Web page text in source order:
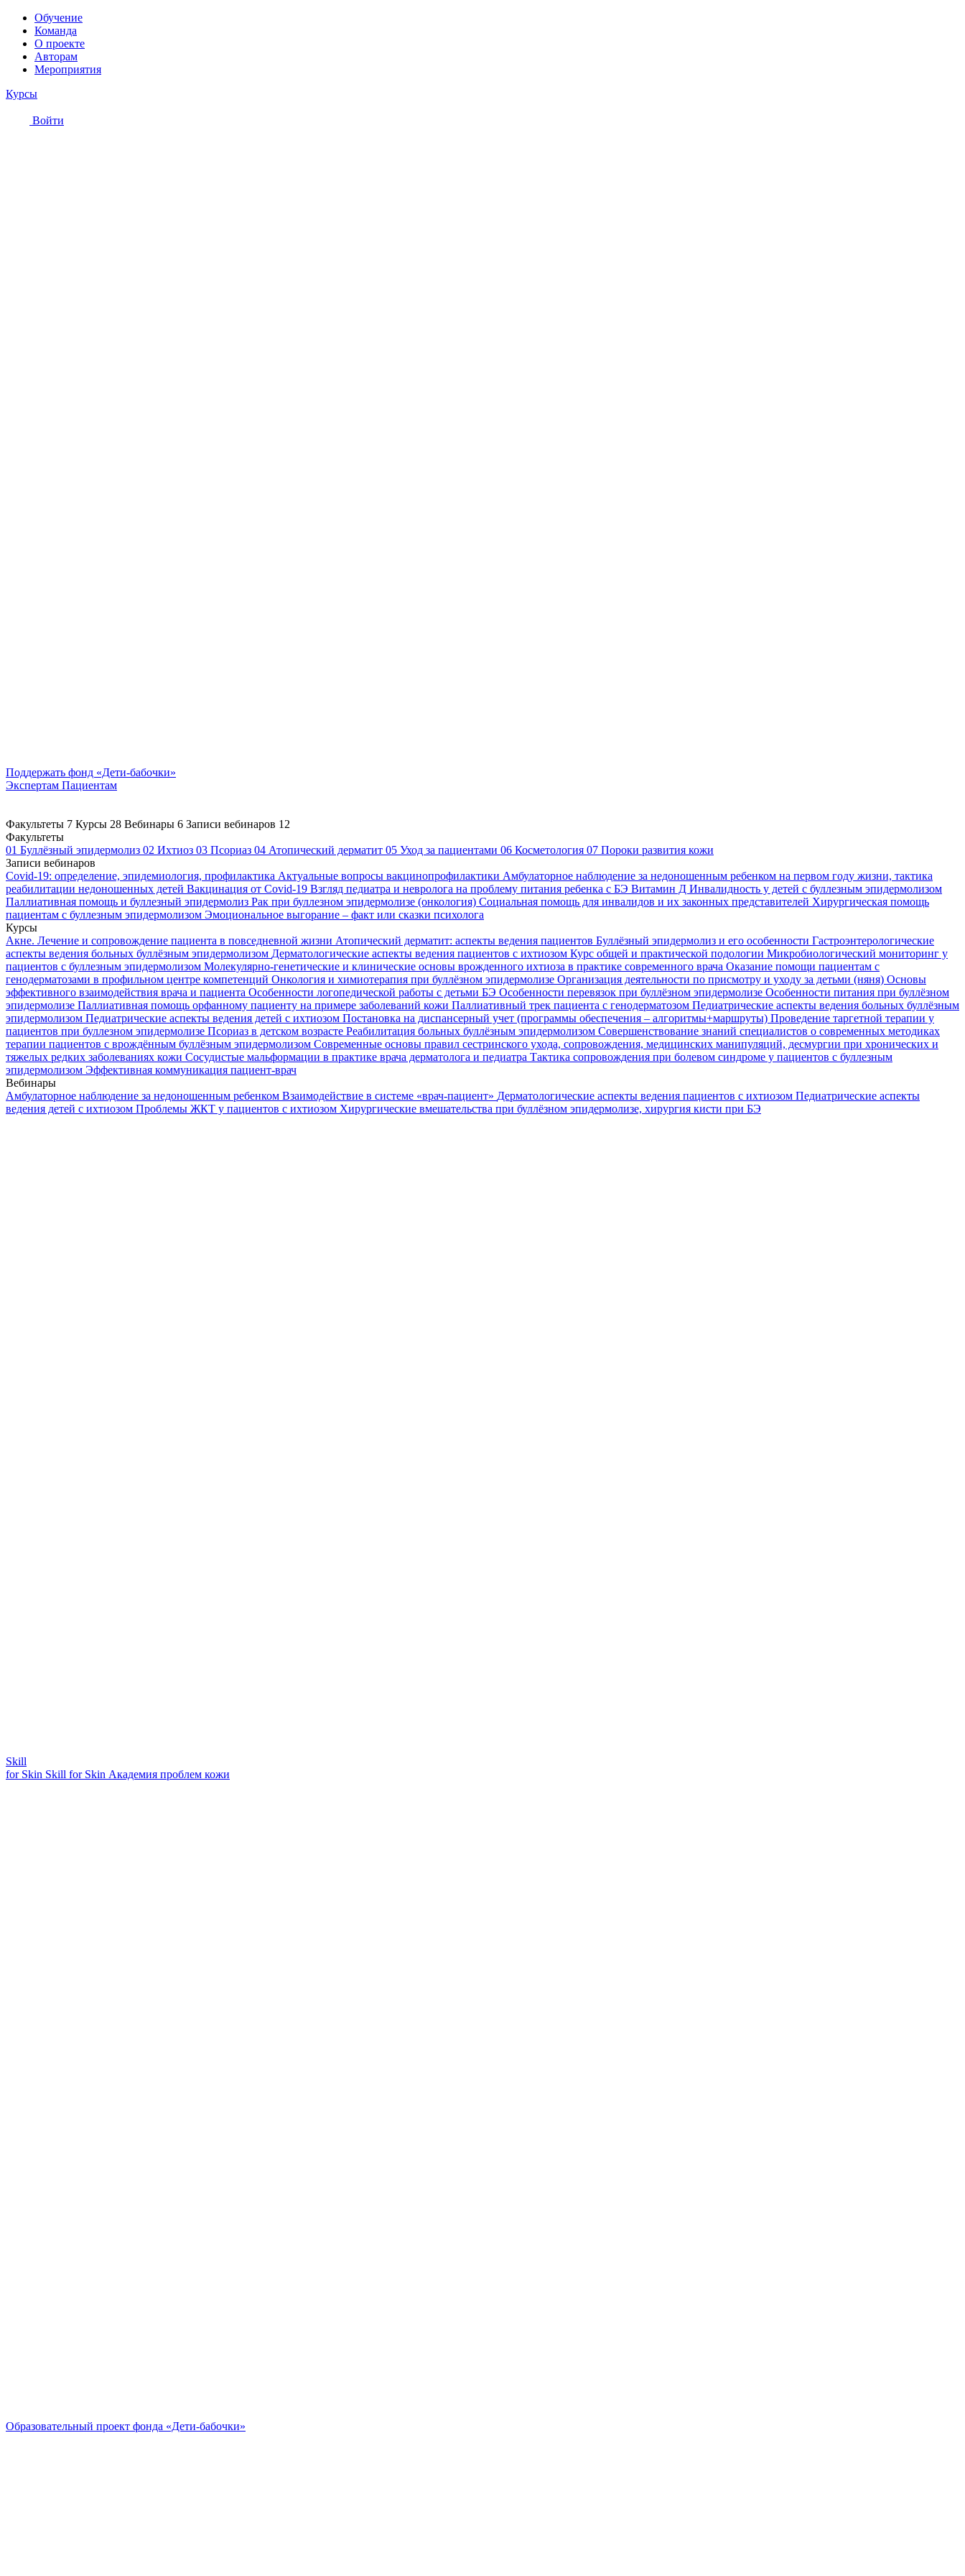
Обучение
Команда
О проекте
Авторам
Мероприятия
Курсы
Войти
Поддержать фонд «Дети-бабочки»
Экспертам Пациентам
Факультеты 7 Курсы 28 Вебинары 6 Записи вебинаров 12
Факультеты
01 Буллёзный эпидермолиз 02 Ихтиоз 03 Псориаз 04 Атопический дерматит 05 Уход за пациентами 06 Косметология 07 Пороки развития кожи
Записи вебинаров
Covid-19: определение, эпидемиология, профилактика Актуальные вопросы вакцинопрофилактики Амбулаторное наблюдение за недоношенным ребенком на первом году жизни, тактика
реабилитации недоношенных детей Вакцинация от Covid-19 Взгляд педиатра и невролога на проблему питания ребенка с БЭ Витамин Д Инвалидность у детей с буллезным эпидермолизом
Паллиативная помощь и буллезный эпидермолиз Рак при буллезном эпидермолизе (онкология) Социальная помощь для инвалидов и их законных представителей Хирургическая помощь
пациентам с буллезным эпидермолизом Эмоциональное выгорание – факт или сказки психолога
Курсы
Акне. Лечение и сопровождение пациента в повседневной жизни Атопический дерматит: аспекты ведения пациентов Буллёзный эпидермолиз и его особенности Гастроэнтерологические
аспекты ведения больных буллёзным эпидермолизом Дерматологические аспекты ведения пациентов с ихтиозом Курс общей и практической подологии Микробиологический мониторинг у
пациентов с буллезным эпидермолизом Молекулярно-генетические и клинические основы врожденного ихтиоза в практике современного врача Оказание помощи пациентам с
генодерматозами в профильном центре компетенций Онкология и химиотерапия при буллёзном эпидермолизе Организация деятельности по присмотру и уходу за детьми (няня) Основы
эффективного взаимодействия врача и пациента Особенности логопедической работы с детьми БЭ Особенности перевязок при буллёзном эпидермолизе Особенности питания при буллёзном
эпидермолизе Паллиативная помощь орфанному пациенту на примере заболеваний кожи Паллиативный трек пациента с генодерматозом Педиатрические аспекты ведения больных буллёзным
эпидермолизом Педиатрические аспекты ведения детей с ихтиозом Постановка на диспансерный учет (программы обеспечения – алгоритмы+маршруты) Проведение таргетной терапии у
пациентов при буллезном эпидермолизе Псориаз в детском возрасте Реабилитация больных буллёзным эпидермолизом Совершенствование знаний специалистов о современных методиках
терапии пациентов с врождённым буллёзным эпидермолизом Современные основы правил сестринского ухода, сопровождения, медицинских манипуляций, десмургии при хронических и
тяжелых редких заболеваниях кожи Сосудистые мальформации в практике врача дерматолога и педиатра Тактика сопровождения при болевом синдроме у пациентов с буллезным
эпидермолизом Эффективная коммуникация пациент-врач
Вебинары
Амбулаторное наблюдение за недоношенным ребенком Взаимодействие в системе «врач-пациент» Дерматологические аспекты ведения пациентов с ихтиозом Педиатрические аспекты
ведения детей с ихтиозом Проблемы ЖКТ у пациентов с ихтиозом Хирургические вмешательства при буллёзном эпидермолизе, хирургия кисти при БЭ
Skill
for Skin Skill for Skin Академия проблем кожи
Образовательный проект фонда «Дети-бабочки»